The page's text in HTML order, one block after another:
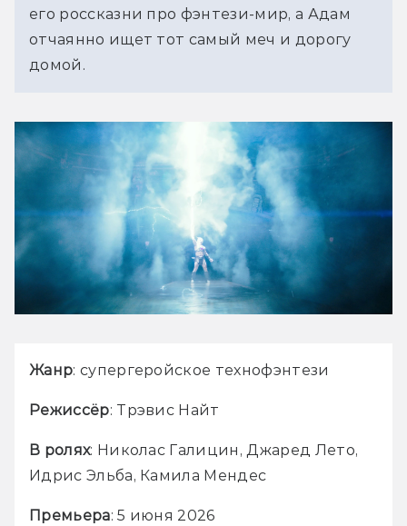
его россказни про фэнтези-мир, а Адам
отчаянно ищет тот самый меч и дорогу
домой.
Жанр: супергеройское технофэнтези
Режиссёр: Трэвис Найт
В ролях: Николас Галицин, Джаред Лето,
Идрис Эльба, Камила Мендес
Премьера: 5 июня 2026